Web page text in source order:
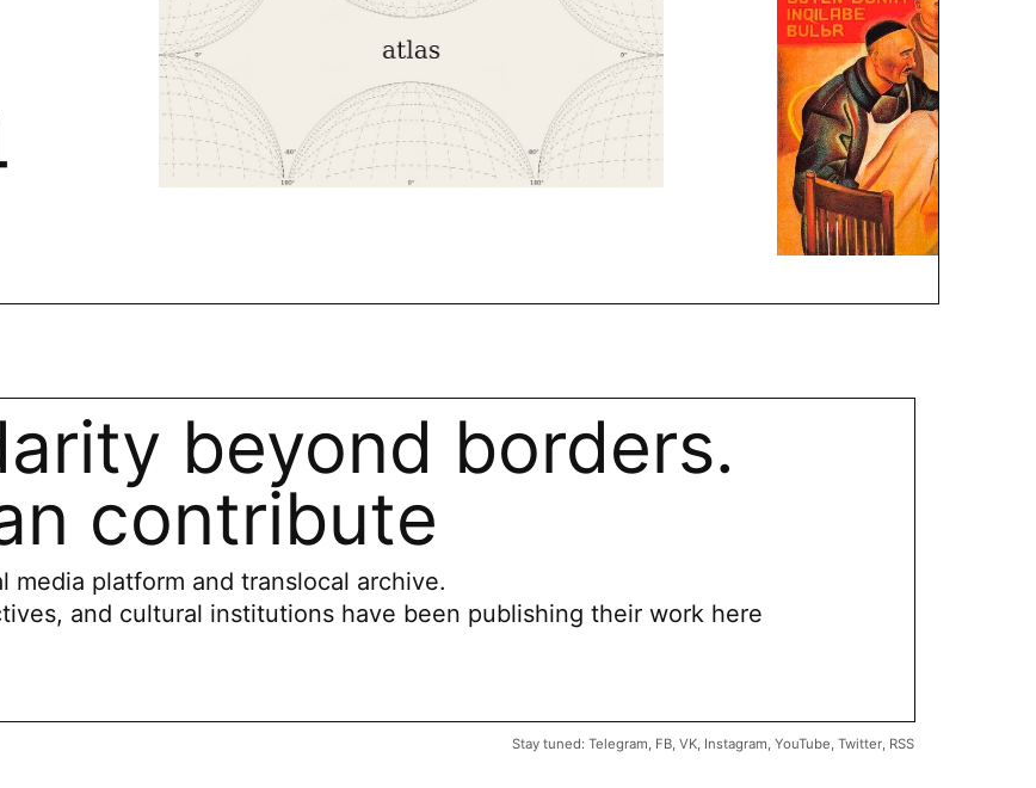
beyond borders.
contribute
platform and translocal archive.
and cultural institutions have been publishing their work here
Stay tuned: Telegram FB VK Instagram YouTube Twitter RSS